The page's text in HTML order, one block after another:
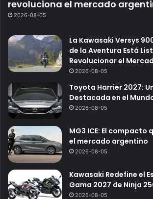
revoluciona el mercado
2026-08-05
La Kawasaki Versys
de la Aventura Está
Revolucionar el
2026-08-05
Toyota Harrier 2027:
Destacada en el
2026-08-05
MG3 ICE: El compacto
el mercado argentino
2026-08-05
Kawasaki Redefine el
Gama 2027 de Ninja
2026-08-05